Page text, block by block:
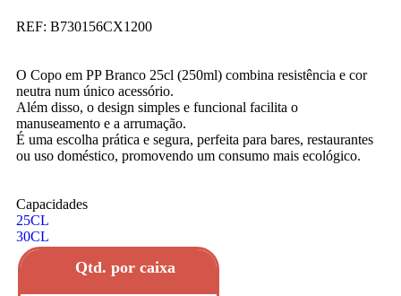
REF: B730156CX1200
O Copo em PP Branco 25cl (250ml) combina resistência e cor
neutra num único acessório.
Além disso, o design simples e funcional facilita o
manuseamento e a arrumação.
É uma escolha prática e segura, perfeita para bares, restaurantes
ou uso doméstico, promovendo um consumo mais ecológico.
Capacidades
25CL
30CL
Qtd. por caixa